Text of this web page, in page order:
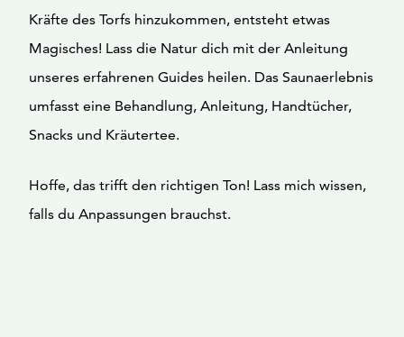
Kräfte des Torfs hinzukommen, entsteht etwas
Magisches! Lass die Natur dich mit der Anleitung
unseres erfahrenen Guides heilen. Das Saunaerlebnis
umfasst eine Behandlung, Anleitung, Handtücher,
Snacks und Kräutertee.
Hoffe, das trifft den richtigen Ton! Lass mich wissen,
falls du Anpassungen brauchst.